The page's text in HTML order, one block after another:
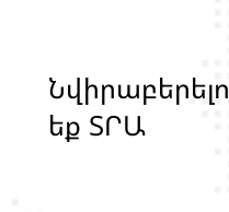
Նվիրաբերելո
եք ՏՐԱՆ